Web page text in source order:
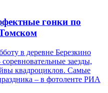
гонки по
в деревне Березкино
заезды,
квадроциклов. Самые
– в фотоленте РИА